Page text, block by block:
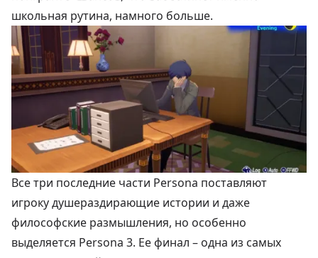
школьная рутина, намного больше.
Все три последние части Persona поставляют
игроку душераздирающие истории и даже
философские размышления, но особенно
выделяется Persona 3. Ее финал – одна из самых